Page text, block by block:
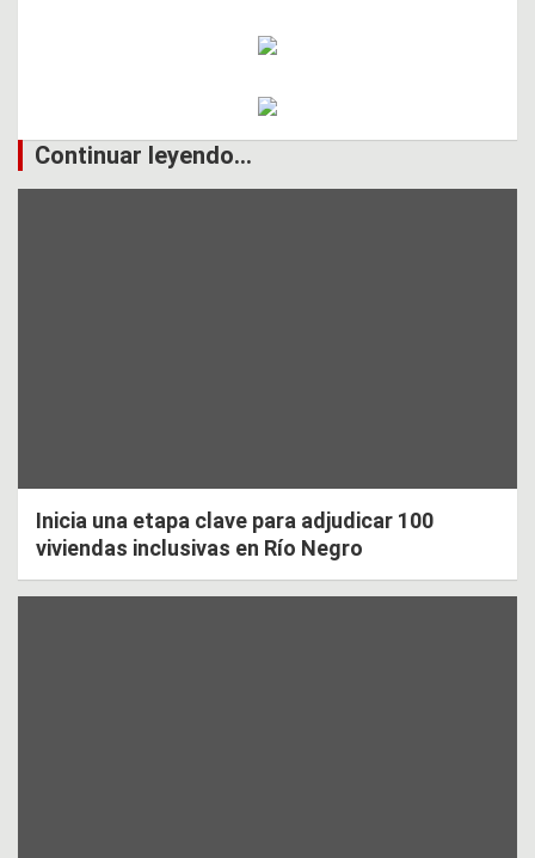
Continuar leyendo...
Inicia una etapa clave para adjudicar 100
viviendas inclusivas en Río Negro